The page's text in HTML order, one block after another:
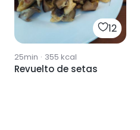
12
25min · 355 kcal
Revuelto de setas